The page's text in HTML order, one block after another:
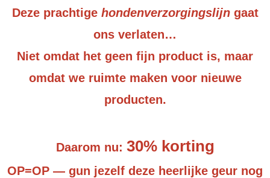
Deze prachtige hondenverzorgingslijn gaat
ons verlaten…
Niet omdat het geen fijn product is, maar
omdat we ruimte maken voor nieuwe
producten.
Daarom nu: 30% korting
OP=OP — gun jezelf deze heerlijke geur nog